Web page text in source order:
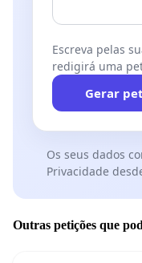
Escreva pelas
redigirá uma
Gerar
Os seus dados
Privacidade
Outras petições que